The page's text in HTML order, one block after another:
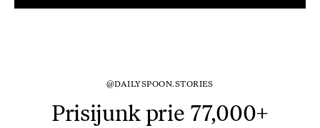
@DAILYSPOON.STORIES
Prisijunk prie 77,000+